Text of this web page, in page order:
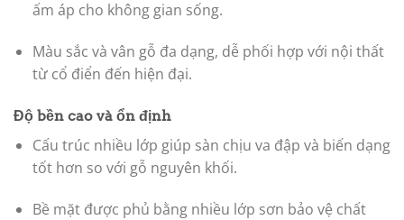
ấm áp cho không gian sống.
Màu sắc và vân gỗ đa dạng, dễ phối hợp với nội thất
từ cổ điển đến hiện đại.
Độ bền cao và ổn định
Cấu trúc nhiều lớp giúp sàn chịu va đập và biến dạng
tốt hơn so với gỗ nguyên khối.
Bề mặt được phủ bằng nhiều lớp sơn bảo vệ chất